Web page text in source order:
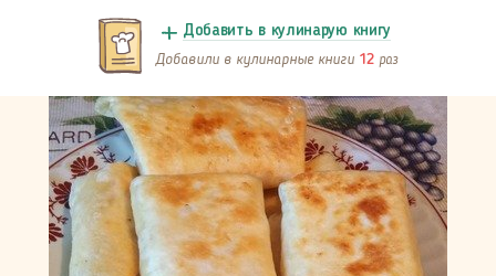
Добавить в кулинарую книгу
Добавили в кулинарные книги 12 раз